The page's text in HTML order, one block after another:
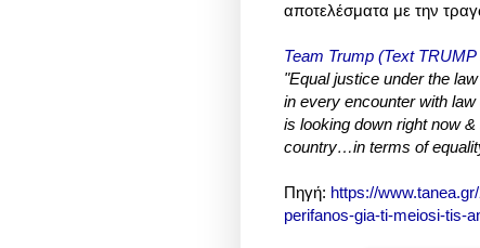
αποτελέσματα με την
Team Trump (Text
"Equal justice under the
in every encounter with
is looking down right now
country…in terms of
Πηγή: https://
perifanos-gia-ti-meiosi-tis-